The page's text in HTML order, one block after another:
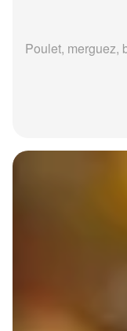
Poulet, merguez,